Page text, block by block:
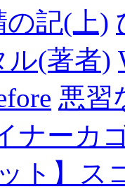
記(上)
ル(著者)
悪習
ナーカ
ト】